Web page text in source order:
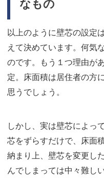
なもの
以上のように壁芯の設定
えて決めています。何気
のです。もう１つ理由が
定。床面積は居住者の方
思うでしょう。
しかし、実は壁芯によっ
芯をずらすだけで、床面
納まり上、壁芯を変更し
んでしまっては中々難し